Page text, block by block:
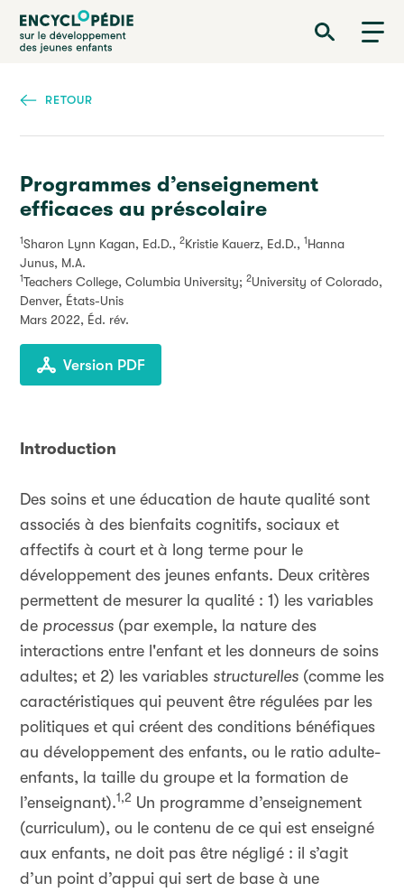
Aller
contenu
Encyclopédie sur le développement des jeunes enfants
RETOUR
Programmes d’enseignement
efficaces au préscolaire
1Sharon Lynn Kagan, Ed.D., 2Kristie Kauerz, Ed.D., 1 Hanna
Junus, M.A.
1Teachers College, Columbia University; 2University of Colorado,
Denver, États-Unis
Mars 2022, Éd. rév.
Version PDF
Introduction
Des soins et une éducation de haute qualité sont
associés à des bienfaits cognitifs, sociaux et
affectifs à court et à long terme pour le
développement des jeunes enfants. Deux critères
permettent de mesurer la qualité : 1) les variables
de processus (par exemple, la nature des
interactions entre l'enfant et les donneurs de soins
adultes; et 2) les variables structurelles (comme les
caractéristiques qui peuvent être régulées par les
politiques et qui créent des conditions bénéfiques
au développement des enfants, ou le ratio adulte-
enfants, la taille du groupe et la formation de
l’enseignant).1,2 Un programme d’enseignement
(curriculum), ou le contenu de ce qui est enseigné
aux enfants, ne doit pas être négligé : il s’agit
d’un point d’appui qui sert de base à une